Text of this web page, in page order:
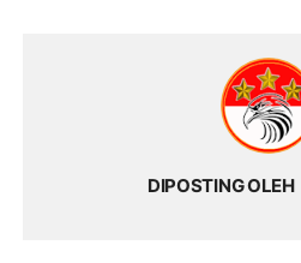
DIPOSTING OLEH